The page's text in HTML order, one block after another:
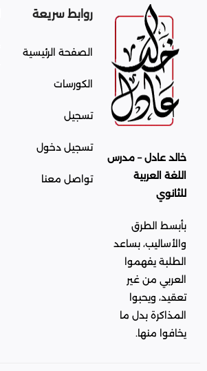
خالد عادل – مدرس
اللغة العربية
للثانوي
بأبسط الطرق
والأساليب، بساعد
الطلبة يفهموا
العربي من غير
تعقيد، ويحبوا
المذاكرة بدل ما
يخافوا منها.
روابط سريعة
الصفحة الرئيسية
الكورسات
تسجيل
تسجيل دخول
تواصل معنا